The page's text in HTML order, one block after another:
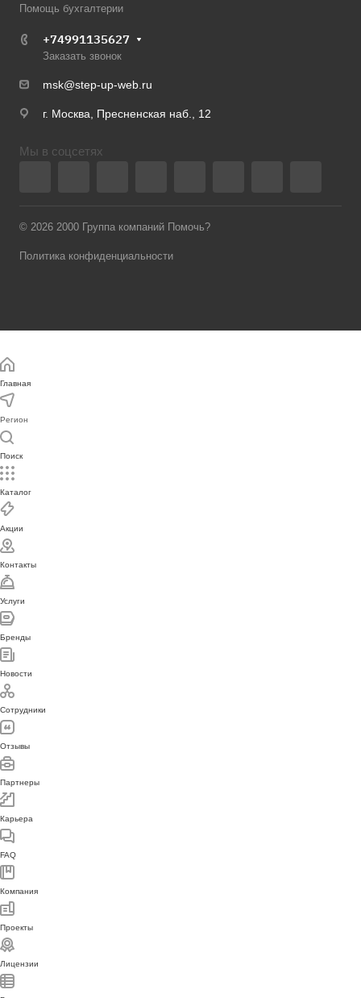
Помощь бухгалтерии
+74991135627
Заказать звонок
msk@step-up-web.ru
г. Москва, Пресненская наб., 12
Мы в соцсетях
© 2026 2000 Группа компаний Помочь?
Политика конфиденциальности
Главная
Регион
Поиск
Каталог
Акции
Контакты
Услуги
Бренды
Новости
Сотрудники
Отзывы
Партнеры
Карьера
FAQ
Компания
Проекты
Лицензии